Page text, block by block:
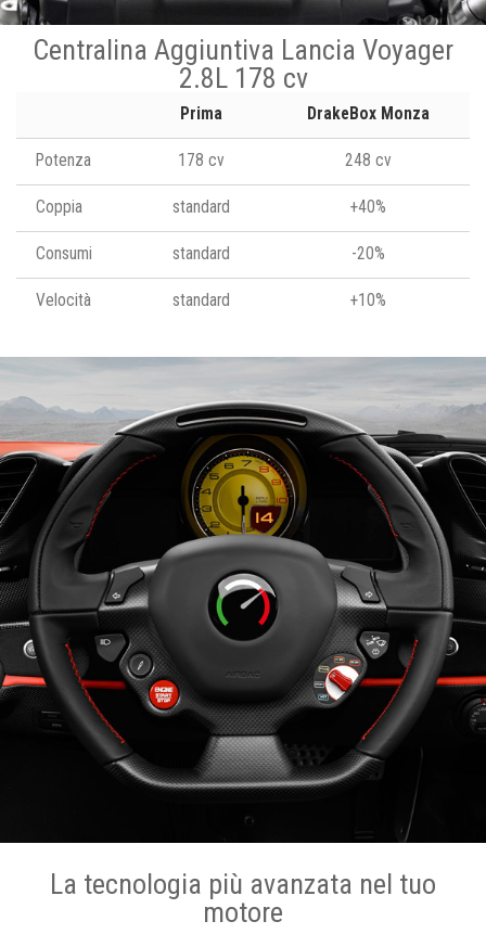
Centralina Aggiuntiva Lancia Voyager
2.8L 178 cv
Prima DrakeBox Monza
Potenza 178 cv 248 cv
Coppia standard +40%
Consumi standard -20%
Velocità standard +10%
La tecnologia più avanzata nel tuo
motore